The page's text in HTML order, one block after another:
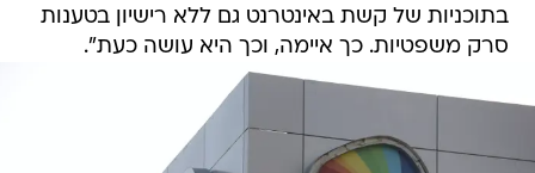
בתוכניות של קשת באינטרנט גם ללא רישיון בטענות
סרק משפטיות. כך איימה, וכך היא עושה כעת".